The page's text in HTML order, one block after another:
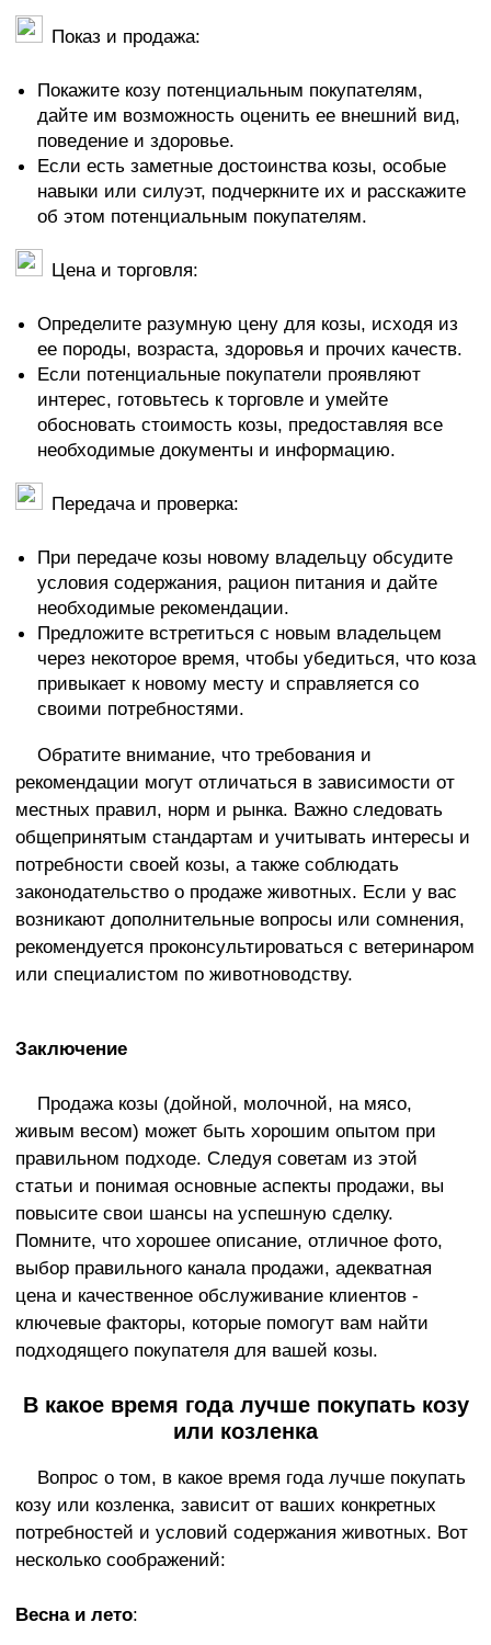
Показ и продажа:
Покажите козу потенциальным покупателям,
дайте им возможность оценить ее внешний вид,
поведение и здоровье.
Если есть заметные достоинства козы, особые
навыки или силуэт, подчеркните их и расскажите
об этом потенциальным покупателям.
Цена и торговля:
Определите разумную цену для козы, исходя из
ее породы, возраста, здоровья и прочих качеств.
Если потенциальные покупатели проявляют
интерес, готовьтесь к торговле и умейте
обосновать стоимость козы, предоставляя все
необходимые документы и информацию.
Передача и проверка:
При передаче козы новому владельцу обсудите
условия содержания, рацион питания и дайте
необходимые рекомендации.
Предложите встретиться с новым владельцем
через некоторое время, чтобы убедиться, что коза
привыкает к новому месту и справляется со
своими потребностями.
Обратите внимание, что требования и
рекомендации могут отличаться в зависимости от
местных правил, норм и рынка. Важно следовать
общепринятым стандартам и учитывать интересы и
потребности своей козы, а также соблюдать
законодательство о продаже животных. Если у вас
возникают дополнительные вопросы или сомнения,
рекомендуется проконсультироваться с ветеринаром
или специалистом по животноводству.
Заключение
Продажа козы (дойной, молочной, на мясо,
живым весом) может быть хорошим опытом при
правильном подходе. Следуя советам из этой
статьи и понимая основные аспекты продажи, вы
повысите свои шансы на успешную сделку.
Помните, что хорошее описание, отличное фото,
выбор правильного канала продажи, адекватная
цена и качественное обслуживание клиентов -
ключевые факторы, которые помогут вам найти
подходящего покупателя для вашей козы.
В какое время года лучше покупать козу
или козленка
Вопрос о том, в какое время года лучше покупать
козу или козленка, зависит от ваших конкретных
потребностей и условий содержания животных. Вот
несколько соображений:
Весна и лето: